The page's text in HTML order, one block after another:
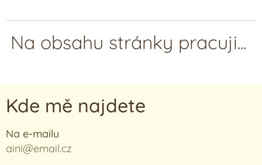
Na obsahu stránky pracuji...
Kde mě najdete
Na e-mailu
aini@email.cz